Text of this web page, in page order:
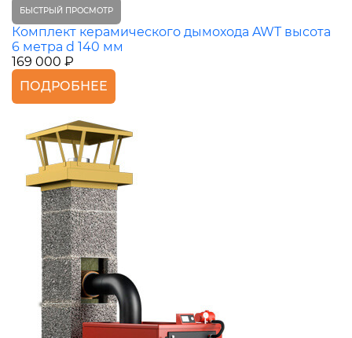
БЫСТРЫЙ ПРОСМОТР
Комплект керамического дымохода AWT высота
6 метра d 140 мм
169 000 ₽
ПОДРОБНЕЕ